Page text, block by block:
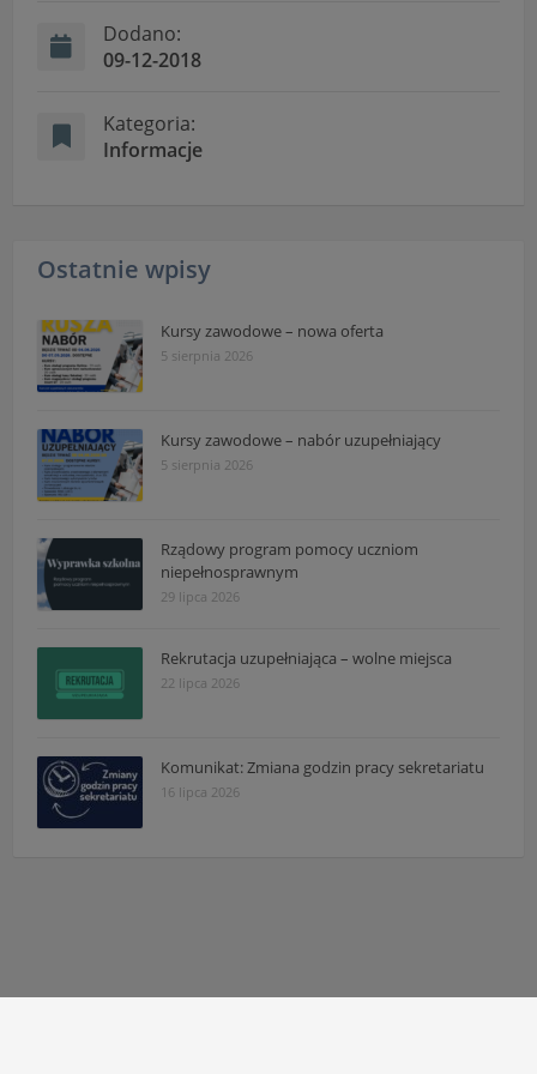
Dodano:
09-12-2018
Kategoria:
Informacje
Ostatnie wpisy
Kursy zawodowe – nowa oferta
5 sierpnia 2026
Kursy zawodowe – nabór uzupełniający
5 sierpnia 2026
Rządowy program pomocy uczniom
niepełnosprawnym
29 lipca 2026
Rekrutacja uzupełniająca – wolne miejsca
22 lipca 2026
Komunikat: Zmiana godzin pracy sekretariatu
16 lipca 2026